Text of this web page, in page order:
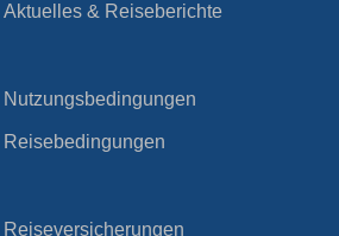
Aktuelles & Reiseberichte
Nutzungsbedingungen
Reisebedingungen
Reiseversicherungen